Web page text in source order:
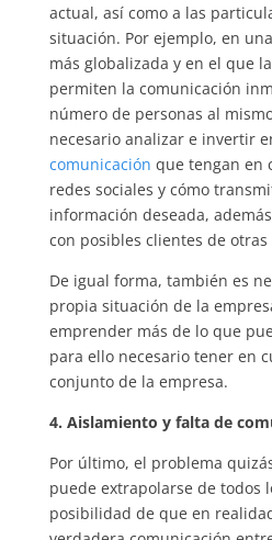
actual, así como a las
situación. Por ejemplo, en
más globalizada y en el que
permiten la comunicación
número de personas al
necesario analizar e invertir
comunicación que tengan en
redes sociales y cómo
información deseada,
con posibles clientes de
De igual forma, también es
propia situación de la
emprender más de lo que
para ello necesario tener en
conjunto de la empresa.
4. Aislamiento y falta de
Por último, el problema
puede extrapolarse de todos
posibilidad de que en